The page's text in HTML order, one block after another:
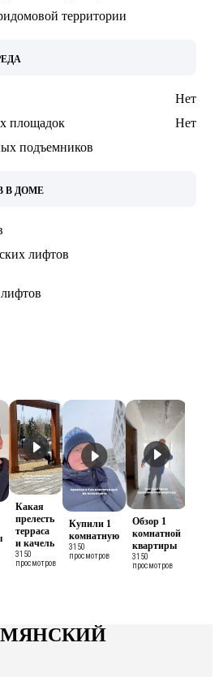
территории
Нет
площадок
Нет
подъемников
В ДОМЕ
лифтов
Какая
прелесть
терраса
и качель
3150
просмотров
Купили 1
комнатную
3150
просмотров
Обзор 1
комнатной
квартиры
3150
просмотров